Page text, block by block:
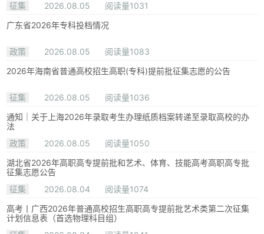
征集
2026.08.05
阅读量1031
广东省2026年专科投档情况
政策 2026.08.05
阅读量1083
2026年海南省普通高校招生高职(专科)提前批征集志愿的公告
征集 2026.08.05
阅读量1036
通知｜关于上海2026年录取考生办理纸质档案转递至录取高校的办
法
政策
2026.08.05
阅读量1050
湖北省2026年高职高专提前批和艺术、体育、技能高考高职高专批
征集志愿公告
征集
2026.08.04
阅读量1074
高考丨广西2026年普通高校招生高职高专提前批艺术类第二次征集
计划信息表（首选物理科目组）